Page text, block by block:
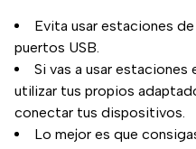
Evita usar estaciones
puertos USB.
Si vas a usar
utilizar tus propios
conectar tus dispositivos.
Lo mejor es que